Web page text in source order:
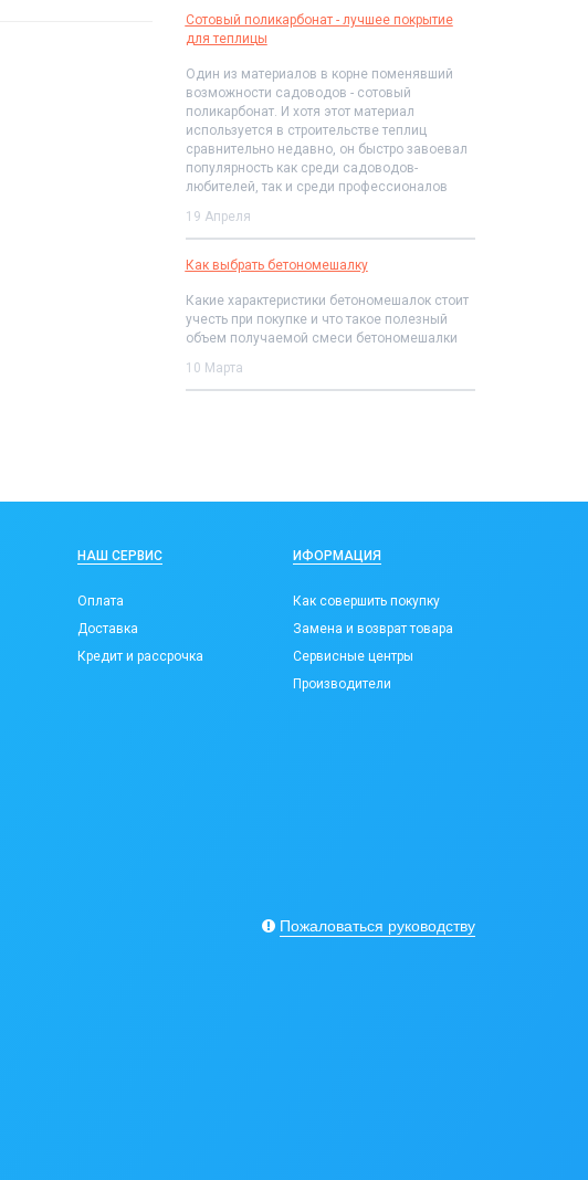
Сотовый поликарбонат - лучшее покрытие
для теплицы
Один из материалов в корне поменявший
возможности садоводов - сотовый
поликарбонат. И хотя этот материал
используется в строительстве теплиц
сравнительно недавно, он быстро завоевал
популярность как среди садоводов-
любителей, так и среди профессионалов
19 Апреля
Как выбрать бетономешалку
Какие характеристики бетономешалок стоит
учесть при покупке и что такое полезный
объем получаемой смеси бетономешалки
10 Марта
НАШ СЕРВИС
Оплата
Доставка
Кредит и рассрочка
ИФОРМАЦИЯ
Как совершить покупку
Замена и возврат товара
Сервисные центры
Производители
Пожаловаться руководству